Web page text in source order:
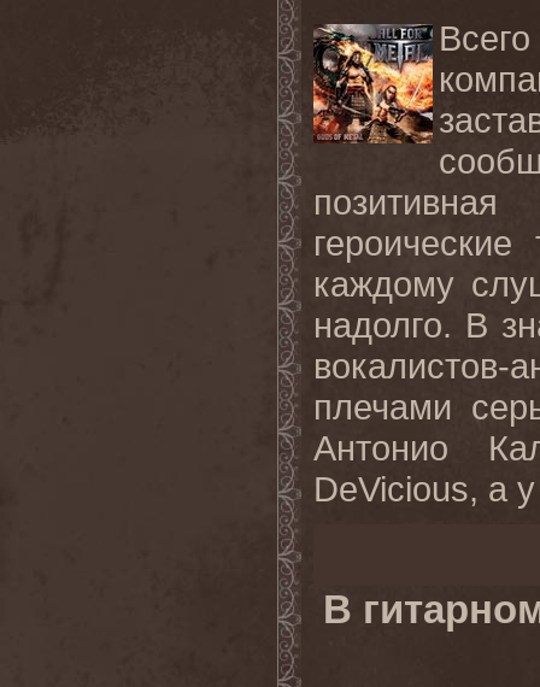
каждому
надолго. В
плечами
Антонио
DeVicious, а
В